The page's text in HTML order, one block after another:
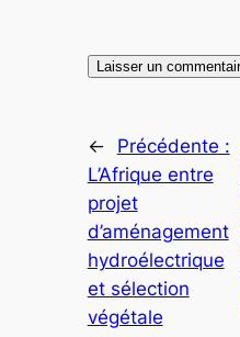
←
Précédente :
L’Afrique entre
projet
d’aménagement
hydroélectrique
et sélection
végétale